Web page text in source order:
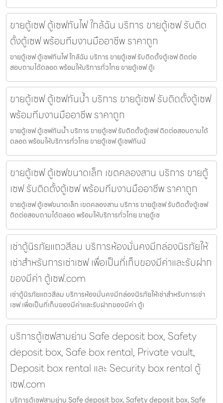
ขายตู้เซฟ ตู้เซฟกันไฟ ใกล้ฉัน บริการ ขายตู้เซฟ รับติด
ตั้งตู้เซฟ พร้อมทีมงานมืออาชีพ ราคาถูก
ขายตู้เซฟ ตู้เซฟกันไฟ ใกล้ฉัน บริการ ขายตู้เซฟ รับติดตั้งตู้เซฟ ติดต่อ
สอบถามได้ตลอด พร้อมให้บริการทั่วไทย ขายตู้เซฟ ตู้เ
ขายตู้เซฟ ตู้เซฟกันน้ำ บริการ ขายตู้เซฟ รับติดตั้งตู้เซฟ
พร้อมทีมงานมืออาชีพ ราคาถูก
ขายตู้เซฟ ตู้เซฟกันน้ำ บริการ ขายตู้เซฟ รับติดตั้งตู้เซฟ ติดต่อสอบถามได้
ตลอด พร้อมให้บริการทั่วไทย ขายตู้เซฟ ตู้เซฟกันน้
ขายตู้เซฟ ตู้เซฟขนาดเล็ก เขตคลองสาน บริการ ขายตู้
เซฟ รับติดตั้งตู้เซฟ พร้อมทีมงานมืออาชีพ ราคาถูก
ขายตู้เซฟ ตู้เซฟขนาดเล็ก เขตคลองสาน บริการ ขายตู้เซฟ รับติดตั้งตู้เซฟ
ติดต่อสอบถามได้ตลอด พร้อมให้บริการทั่วไทย ขายตู้เซ
เช่าตู้นิรภัยแถวสีลม บริการห้องมั่นคงมีกล่องนิรภัยให้
เช่าสำหรับการเช่าเซฟ เพื่อเป็นที่เก็บของมีค่าและรับฝาก
ของมีค่า ตู้เซฟ.com
เช่าตู้นิรภัยแถวสีลม บริการห้องมั่นคงมีกล่องนิรภัยให้เช่าสำหรับการเช่า
เซฟ เพื่อเป็นที่เก็บของมีค่าและรับฝากของมีค่า ตู้เ
บริการตู้เซฟสามย่าน Safe deposit box, Safety
deposit box, Safe box rental, Private vault,
Deposit box rental และ Security box rental ตู้
เซฟ.com
บริการตู้เซฟสามย่าน Safe deposit box, Safety deposit box, Safe